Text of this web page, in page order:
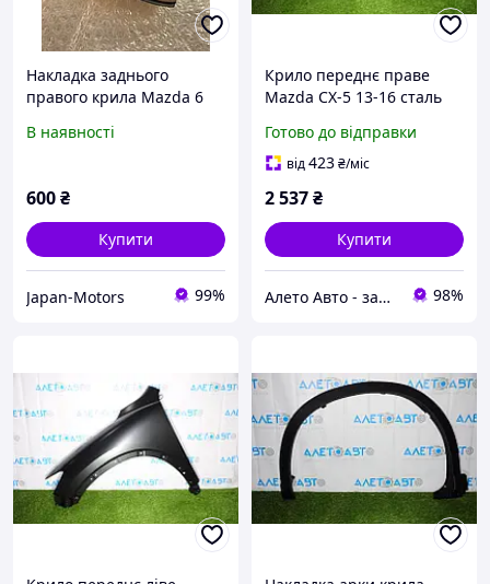
Накладка заднього
правого крила Mazda 6
GS1D50N10
В наявності
600₴
Купити
Japan-Motors 99%
Крило переднє праве
Mazda CX-5 13-16 сталь
KD5352111A
Готово до відправки
від423₴/міс
2 537₴
Купити
Алето Авто - запчастини на авто зі США 98%